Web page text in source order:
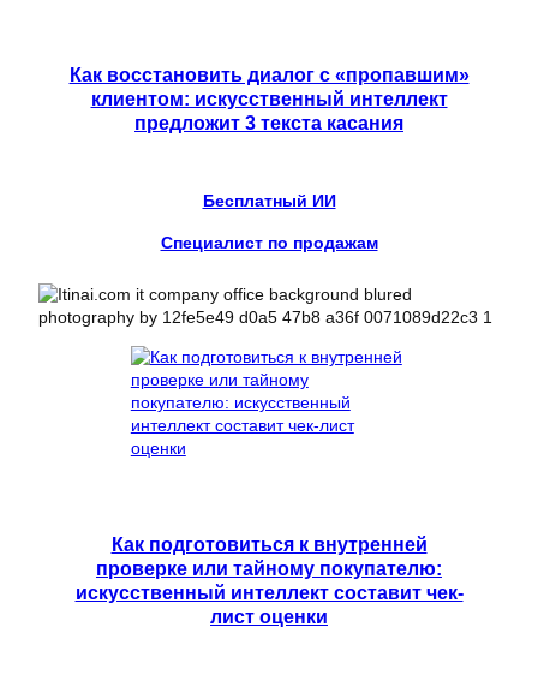
Как восстановить диалог с «пропавшим»
клиентом: искусственный интеллект
предложит 3 текста касания
Бесплатный ИИ
Специалист по продажам
Как подготовиться к внутренней
проверке или тайному покупателю:
искусственный интеллект составит чек-
лист оценки